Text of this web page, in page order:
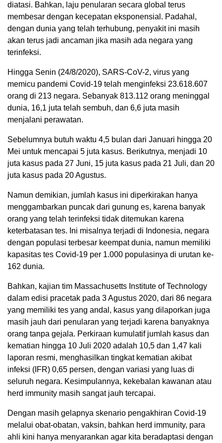
diatasi. Bahkan, laju penularan secara global terus
membesar dengan kecepatan eksponensial. Padahal,
dengan dunia yang telah terhubung, penyakit ini masih
akan terus jadi ancaman jika masih ada negara yang
terinfeksi.
Hingga Senin (24/8/2020), SARS-CoV-2, virus yang
memicu pandemi Covid-19 telah menginfeksi 23.618.607
orang di 213 negara. Sebanyak 813.112 orang meninggal
dunia, 16,1 juta telah sembuh, dan 6,6 juta masih
menjalani perawatan.
Sebelumnya butuh waktu 4,5 bulan dari Januari hingga 20
Mei untuk mencapai 5 juta kasus. Berikutnya, menjadi 10
juta kasus pada 27 Juni, 15 juta kasus pada 21 Juli, dan 20
juta kasus pada 20 Agustus.
Namun demikian, jumlah kasus ini diperkirakan hanya
menggambarkan puncak dari gunung es, karena banyak
orang yang telah terinfeksi tidak ditemukan karena
keterbatasan tes. Ini misalnya terjadi di Indonesia, negara
dengan populasi terbesar keempat dunia, namun memiliki
kapasitas tes Covid-19 per 1.000 populasinya di urutan ke-
162 dunia.
Bahkan, kajian tim Massachusetts Institute of Technology
dalam edisi pracetak pada 3 Agustus 2020, dari 86 negara
yang memiliki tes yang andal, kasus yang dilaporkan juga
masih jauh dari penularan yang terjadi karena banyaknya
orang tanpa gejala. Perkiraan kumulatif jumlah kasus dan
kematian hingga 10 Juli 2020 adalah 10,5 dan 1,47 kali
laporan resmi, menghasilkan tingkat kematian akibat
infeksi (IFR) 0,65 persen, dengan variasi yang luas di
seluruh negara. Kesimpulannya, kekebalan kawanan atau
herd immunity masih sangat jauh tercapai.
Dengan masih gelapnya skenario pengakhiran Covid-19
melalui obat-obatan, vaksin, bahkan herd immunity, para
ahli kini hanya menyarankan agar kita beradaptasi dengan